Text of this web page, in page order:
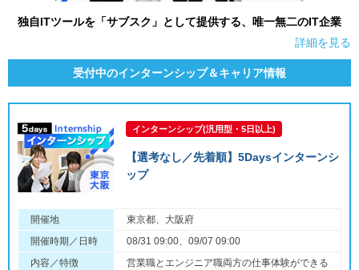
独自ITツールを「サブスク」として提供する、唯一無二のIT企業
詳細を見る
受付中のインターンシップ＆キャリア情報
インターンシップ(汎用型・5日以上)
【選考なし／先着順】5Daysインターンシ
ップ
開催地
東京都、大阪府
開催時期／日時
08/31 09:00、09/07 09:00
内容／特徴
営業職とエンジニア職両方の仕事体験ができる